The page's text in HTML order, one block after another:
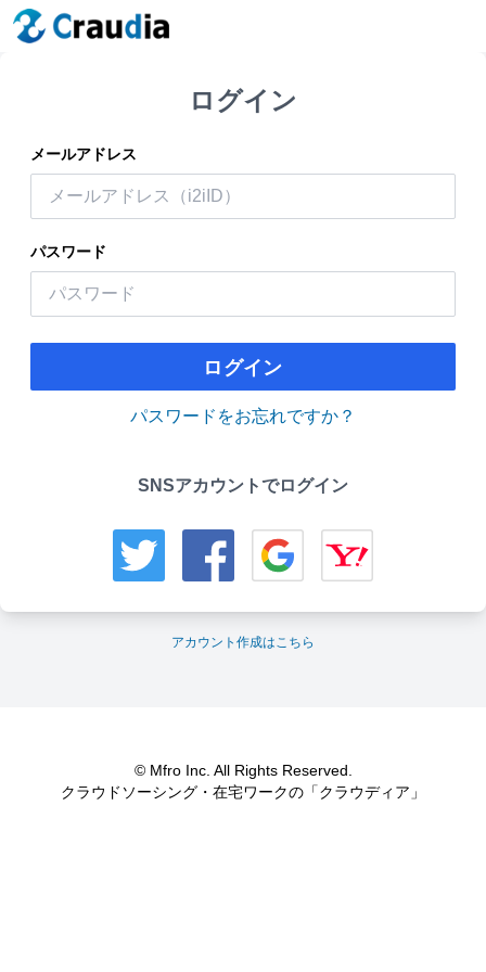
ログイン
メールアドレス
パスワード
ログイン
パスワードをお忘れですか？
SNSアカウントでログイン
アカウント作成はこちら
© Mfro Inc. All Rights Reserved.
クラウドソーシング・在宅ワークの「クラウディア」